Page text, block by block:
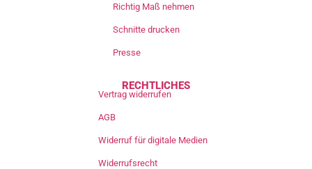
Richtig Maß nehmen
Schnitte drucken
Presse
RECHTLICHES
Vertrag widerrufen
AGB
Widerruf für digitale Medien
Widerrufsrecht